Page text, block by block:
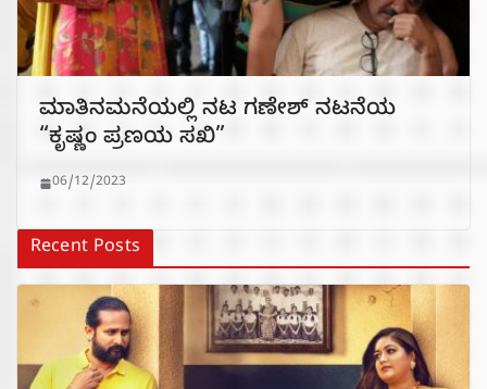
ಮಾತಿನಮನೆಯಲ್ಲಿ ನಟ ಗಣೇಶ್ ನಟನೆಯ
“ಕೃಷ್ಣಂ ಪ್ರಣಯ ಸಖಿ”
06/12/2023
Recent Posts